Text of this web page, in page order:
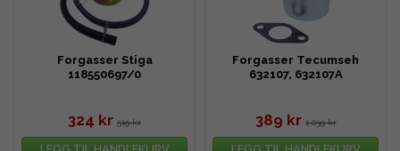
Forgasser Stiga
118550697/0
324 kr 519 kr
Forgasser Tecumseh
632107, 632107A
389 kr 1 039 kr